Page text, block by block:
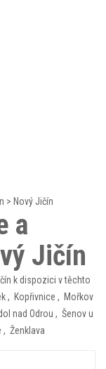
> Nový Jičín
a
Jičín
k dispozici v těchto
, Kopřivnice , Mořkov
nad Odrou , Šenov u
, Ženklava